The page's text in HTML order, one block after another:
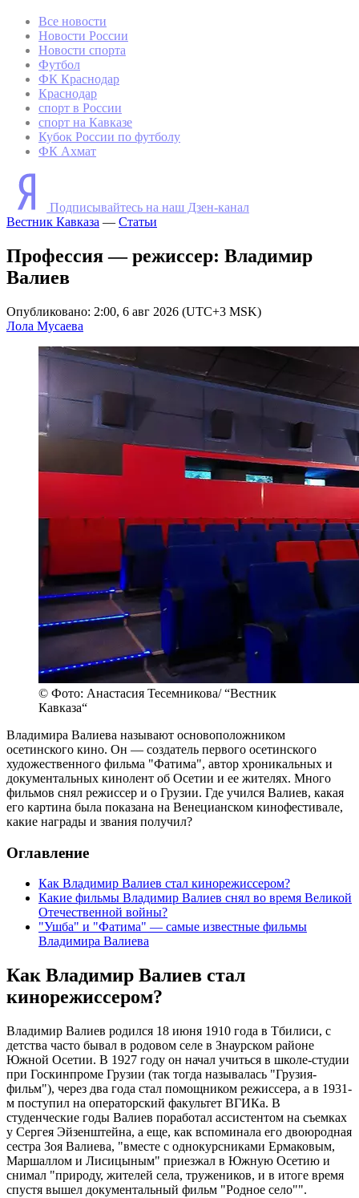
Все новости
Новости России
Новости спорта
Футбол
ФК Краснодар
Краснодар
спорт в России
спорт на Кавказе
Кубок России по футболу
ФК Ахмат
Подписывайтесь на наш Дзен-канал
Вестник Кавказа — Статьи
Профессия — режиссер: Владимир
Валиев
Опубликовано: 2:00, 6 авг 2026 (UTC+3 MSK)
Лола Мусаева
© Фото: Анастасия Тесемникова/ “Вестник
Кавказа“
Владимира Валиева называют основоположником
осетинского кино. Он — создатель первого осетинского
художественного фильма "Фатима", автор хроникальных и
документальных кинолент об Осетии и ее жителях. Много
фильмов снял режиссер и о Грузии. Где учился Валиев, какая
его картина была показана на Венецианском кинофестивале,
какие награды и звания получил?
Оглавление
Как Владимир Валиев стал кинорежиссером?
Какие фильмы Владимир Валиев снял во время Великой
Отечественной войны?
"Ушба" и "Фатима" — самые известные фильмы
Владимира Валиева
Как Владимир Валиев стал
кинорежиссером?
Владимир Валиев родился 18 июня 1910 года в Тбилиси, с
детства часто бывал в родовом селе в Знаурском районе
Южной Осетии. В 1927 году он начал учиться в школе-студии
при Госкинпроме Грузии (так тогда называлась "Грузия-
фильм"), через два года стал помощником режиссера, а в 1931-
м поступил на операторский факультет ВГИКа. В
студенческие годы Валиев поработал ассистентом на съемках
у Сергея Эйзенштейна, а еще, как вспоминала его двоюродная
сестра Зоя Валиева, "вместе с однокурсниками Ермаковым,
Маршаллом и Лисицыным" приезжал в Южную Осетию и
снимал "природу, жителей села, тружеников, и в итоге время
спустя вышел документальный фильм "Родное село"".